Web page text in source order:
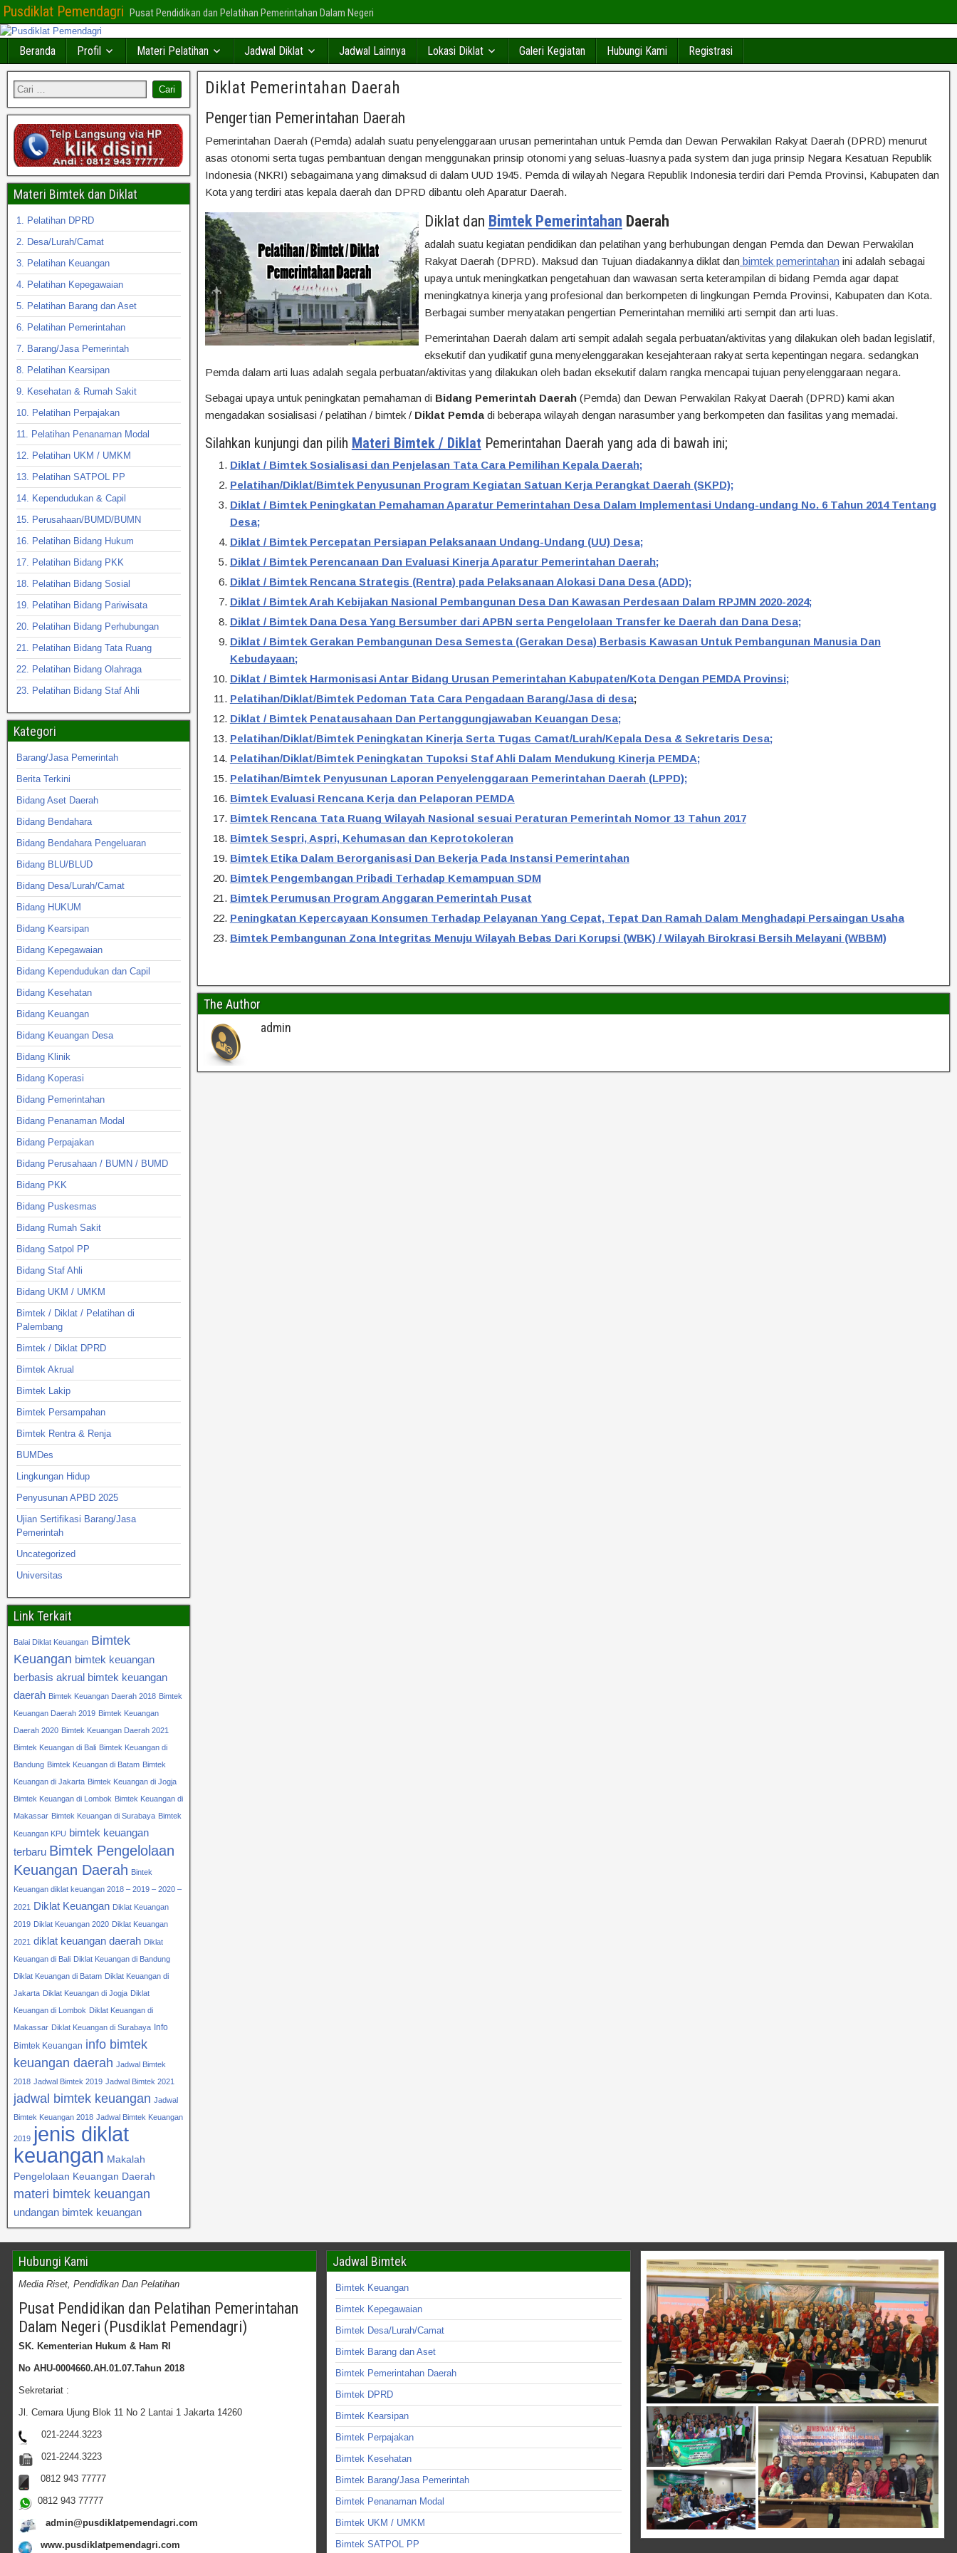
Pusdiklat Pemendagri Pusat Pendidikan dan Pelatihan Pemerintahan Dalam Negeri
Beranda Profil Materi Pelatihan Jadwal Diklat Jadwal Lainnya Lokasi Diklat Galeri Kegiatan Hubungi Kami Registrasi
Diklat Pemerintahan Daerah
Pengertian Pemerintahan Daerah
Pemerintahan Daerah (Pemda) adalah suatu penyelenggaraan urusan pemerintahan untuk Pemda dan Dewan Perwakilan Rakyat Daerah (DPRD) menurut
asas otonomi serta tugas pembantuan dengan menggunakan prinsip otonomi yang seluas-luasnya pada system dan juga prinsip Negara Kesatuan Republik
Indonesia (NKRI) sebagaimana yang dimaksud di dalam UUD 1945. Pemda di wilayah Negara Republik Indonesia terdiri dari Pemda Provinsi, Kabupaten dan
Kota yang terdiri atas kepala daerah dan DPRD dibantu oleh Aparatur Daerah.
Diklat dan Bimtek Pemerintahan Daerah
adalah suatu kegiatan pendidikan dan pelatihan yang berhubungan dengan Pemda dan Dewan Perwakilan
Rakyat Daerah (DPRD). Maksud dan Tujuan diadakannya diklat dan bimtek pemerintahan ini adalah sebagai
upaya untuk meningkatkan pengetahuan dan wawasan serta keterampilan di bidang Pemda agar dapat
meningkatnya kinerja yang profesional dan berkompeten di lingkungan Pemda Provinsi, Kabupaten dan Kota.
Berbagai sumber menyatakan pengertian Pemerintahan memiliki arti sempit dan arti luas.
Pemerintahan Daerah dalam arti sempit adalah segala perbuatan/aktivitas yang dilakukan oleh badan legislatif,
eksekutif dan yudikatif guna menyelenggarakan kesejahteraan rakyat serta kepentingan negara. sedangkan
Pemda dalam arti luas adalah segala perbuatan/aktivitas yang dilakukan oleh badan eksekutif dalam rangka mencapai tujuan penyelenggaraan negara.
Sebagai upaya untuk peningkatan pemahaman di Bidang Pemerintah Daerah(Pemda) dan Dewan Perwakilan Rakyat Daerah (DPRD) kami akan
mengadakan sosialisasi / pelatihan / bimtek / Diklat Pemdadi beberapa wilayah dengan narasumber yang berkompeten dan fasilitas yang memadai.
Silahkan kunjungi dan pilih Materi Bimtek / Diklat Pemerintahan Daerah yang ada di bawah ini;
Diklat / Bimtek Sosialisasi dan Penjelasan Tata Cara Pemilihan Kepala Daerah;
Pelatihan/Diklat/Bimtek Penyusunan Program Kegiatan Satuan Kerja Perangkat Daerah (SKPD);
Diklat / Bimtek Peningkatan Pemahaman Aparatur Pemerintahan Desa Dalam Implementasi Undang-undang No. 6 Tahun 2014 Tentang
Desa;
Diklat / Bimtek Percepatan Persiapan Pelaksanaan Undang-Undang (UU) Desa;
Diklat / Bimtek Perencanaan Dan Evaluasi Kinerja Aparatur Pemerintahan Daerah;
Diklat / Bimtek Rencana Strategis (Rentra) pada Pelaksanaan Alokasi Dana Desa (ADD);
Diklat / Bimtek Arah Kebijakan Nasional Pembangunan Desa Dan Kawasan Perdesaan Dalam RPJMN 2020-2024;
Diklat / Bimtek Dana Desa Yang Bersumber dari APBN serta Pengelolaan Transfer ke Daerah dan Dana Desa;
Diklat / Bimtek Gerakan Pembangunan Desa Semesta (Gerakan Desa) Berbasis Kawasan Untuk Pembangunan Manusia Dan
Kebudayaan;
Diklat / Bimtek Harmonisasi Antar Bidang Urusan Pemerintahan Kabupaten/Kota Dengan PEMDA Provinsi;
Pelatihan/Diklat/Bimtek Pedoman Tata Cara Pengadaan Barang/Jasa di desa;
Diklat / Bimtek Penatausahaan Dan Pertanggungjawaban Keuangan Desa;
Pelatihan/Diklat/Bimtek Peningkatan Kinerja Serta Tugas Camat/Lurah/Kepala Desa & Sekretaris Desa;
Pelatihan/Diklat/Bimtek Peningkatan Tupoksi Staf Ahli Dalam Mendukung Kinerja PEMDA;
Pelatihan/Bimtek Penyusunan Laporan Penyelenggaraan Pemerintahan Daerah (LPPD);
Bimtek Evaluasi Rencana Kerja dan Pelaporan PEMDA
Bimtek Rencana Tata Ruang Wilayah Nasional sesuai Peraturan Pemerintah Nomor 13 Tahun 2017
Bimtek Sespri, Aspri, Kehumasan dan Keprotokoleran
Bimtek Etika Dalam Berorganisasi Dan Bekerja Pada Instansi Pemerintahan
Bimtek Pengembangan Pribadi Terhadap Kemampuan SDM
Bimtek Perumusan Program Anggaran Pemerintah Pusat
Peningkatan Kepercayaan Konsumen Terhadap Pelayanan Yang Cepat, Tepat Dan Ramah Dalam Menghadapi Persaingan Usaha
Bimtek Pembangunan Zona Integritas Menuju Wilayah Bebas Dari Korupsi (WBK) / Wilayah Birokrasi Bersih Melayani (WBBM)
The Author
admin
Materi Bimtek dan Diklat
1. Pelatihan DPRD
2. Desa/Lurah/Camat
3. Pelatihan Keuangan
4. Pelatihan Kepegawaian
5. Pelatihan Barang dan Aset
6. Pelatihan Pemerintahan
7. Barang/Jasa Pemerintah
8. Pelatihan Kearsipan
9. Kesehatan & Rumah Sakit
10. Pelatihan Perpajakan
11. Pelatihan Penanaman Modal
12. Pelatihan UKM / UMKM
13. Pelatihan SATPOL PP
14. Kependudukan & Capil
15. Perusahaan/BUMD/BUMN
16. Pelatihan Bidang Hukum
17. Pelatihan Bidang PKK
18. Pelatihan Bidang Sosial
19. Pelatihan Bidang Pariwisata
20. Pelatihan Bidang Perhubungan
21. Pelatihan Bidang Tata Ruang
22. Pelatihan Bidang Olahraga
23. Pelatihan Bidang Staf Ahli
Kategori
Barang/Jasa Pemerintah
Berita Terkini
Bidang Aset Daerah
Bidang Bendahara
Bidang Bendahara Pengeluaran
Bidang BLU/BLUD
Bidang Desa/Lurah/Camat
Bidang HUKUM
Bidang Kearsipan
Bidang Kepegawaian
Bidang Kependudukan dan Capil
Bidang Kesehatan
Bidang Keuangan
Bidang Keuangan Desa
Bidang Klinik
Bidang Koperasi
Bidang Pemerintahan
Bidang Penanaman Modal
Bidang Perpajakan
Bidang Perusahaan / BUMN / BUMD
Bidang PKK
Bidang Puskesmas
Bidang Rumah Sakit
Bidang Satpol PP
Bidang Staf Ahli
Bidang UKM / UMKM
Bimtek / Diklat / Pelatihan di
Palembang
Bimtek / Diklat DPRD
Bimtek Akrual
Bimtek Lakip
Bimtek Persampahan
Bimtek Rentra & Renja
BUMDes
Lingkungan Hidup
Penyusunan APBD 2025
Ujian Sertifikasi Barang/Jasa
Pemerintah
Uncategorized
Universitas
Link Terkait
Balai Diklat Keuangan Bimtek
Keuangan bimtek keuangan
berbasis akrual bimtek keuangan
daerah Bimtek Keuangan Daerah 2018 Bimtek
Keuangan Daerah 2019 Bimtek Keuangan
Daerah 2020 Bimtek Keuangan Daerah 2021
Bimtek Keuangan di Bali Bimtek Keuangan di
Bandung Bimtek Keuangan di Batam Bimtek
Keuangan di Jakarta Bimtek Keuangan di Jogja
Bimtek Keuangan di Lombok Bimtek Keuangan di
Makassar Bimtek Keuangan di Surabaya Bimtek
Keuangan KPU bimtek keuangan
terbaru Bimtek Pengelolaan
Keuangan Daerah Bintek
Keuangan diklat keuangan 2018 – 2019 – 2020 –
2021 Diklat Keuangan Diklat Keuangan
2019 Diklat Keuangan 2020 Diklat Keuangan
2021 diklat keuangan daerah Diklat
Keuangan di Bali Diklat Keuangan di Bandung
Diklat Keuangan di Batam Diklat Keuangan di
Jakarta Diklat Keuangan di Jogja Diklat
Keuangan di Lombok Diklat Keuangan di
Makassar Diklat Keuangan di Surabaya Info
Bimtek Keuangan info bimtek
keuangan daerah Jadwal Bimtek
2018 Jadwal Bimtek 2019 Jadwal Bimtek 2021
jadwal bimtek keuangan Jadwal
Bimtek Keuangan 2018 Jadwal Bimtek Keuangan
2019 jenis diklat
keuangan Makalah
Pengelolaan Keuangan Daerah
materi bimtek keuangan
undangan bimtek keuangan
Hubungi Kami
Media Riset, Pendidikan Dan Pelatihan
Pusat Pendidikan dan Pelatihan Pemerintahan
Dalam Negeri (Pusdiklat Pemendagri)
SK. Kementerian Hukum & Ham RI
No AHU-0004660.AH.01.07.Tahun 2018
Sekretariat :
Jl. Cemara Ujung Blok 11 No 2 Lantai 1 Jakarta 14260
021-2244.3223
021-2244.3223
0812 943 77777
0812 943 77777
admin@pusdiklatpemendagri.com
www.pusdiklatpemendagri.com
Jadwal Bimtek
Bimtek Keuangan
Bimtek Kepegawaian
Bimtek Desa/Lurah/Camat
Bimtek Barang dan Aset
Bimtek Pemerintahan Daerah
Bimtek DPRD
Bimtek Kearsipan
Bimtek Perpajakan
Bimtek Kesehatan
Bimtek Barang/Jasa Pemerintah
Bimtek Penanaman Modal
Bimtek UKM / UMKM
Bimtek SATPOL PP